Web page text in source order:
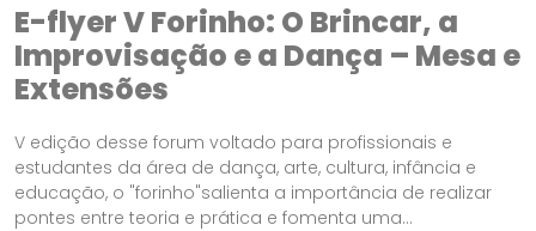
E-flyer V Forinho: O Brincar, a
Improvisação e a Dança – Mesa e
Extensões
V edição desse forum voltado para profissionais e
estudantes da área de dança, arte, cultura, infância e
educação, o "forinho"salienta a importância de realizar
pontes entre teoria e prática e fomenta uma...